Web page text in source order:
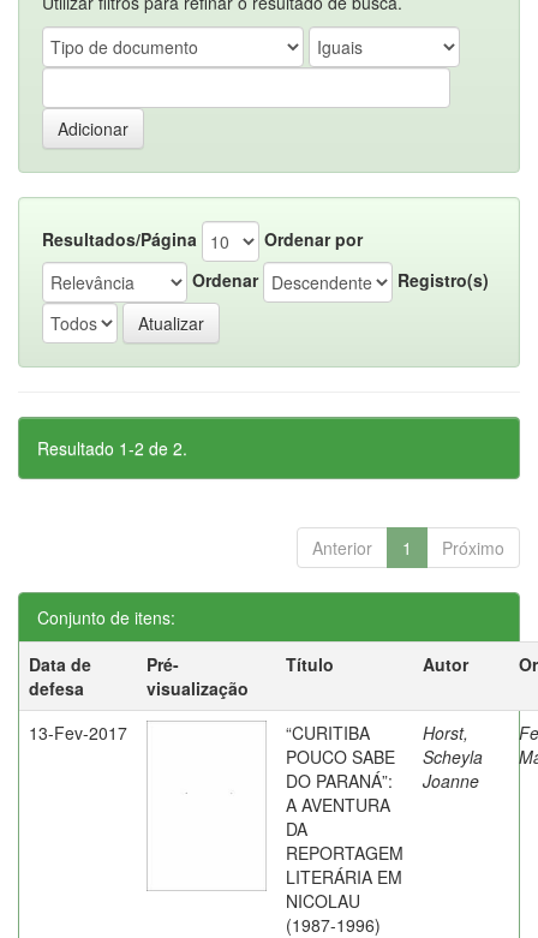
Resultados/Página
Ordenar por
Ordenar
Registro(s)
Resultado 1-2 de 2.
Anterior 1 Próximo
Conjunto de itens:
Data de
defesa
Pré-
visualização
Título Autor
13-Fev-2017
“CURITIBA
POUCO SABE
DO PARANÁ”:
A AVENTURA
DA
REPORTAGEM
LITERÁRIA EM
NICOLAU
(1987-1996)
Horst,
Scheyla
Joanne